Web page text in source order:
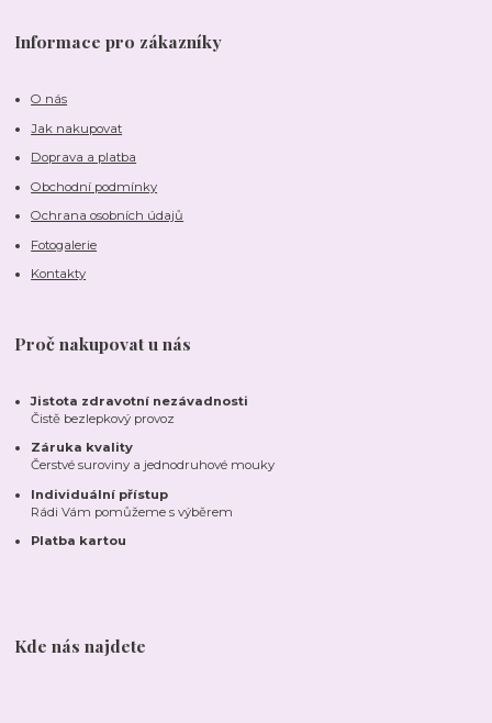
Informace pro zákazníky
O nás
Jak nakupovat
Doprava a platba
Obchodní podmínky
Ochrana osobních údajů
Fotogalerie
Kontakty
Proč nakupovat u nás
Jistota zdravotní nezávadnosti
Čistě bezlepkový provoz
Záruka kvality
Čerstvé suroviny a jednodruhové mouky
Individuální přístup
Rádi Vám pomůžeme s výběrem
Platba kartou
Kde nás najdete